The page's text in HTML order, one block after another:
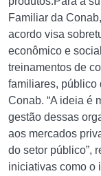
Familiar da
acordo visa
econômico e
treinamentos de
familiares, público
Conab. “A ideia é
gestão dessas
aos mercados
do setor público”,
iniciativas como o